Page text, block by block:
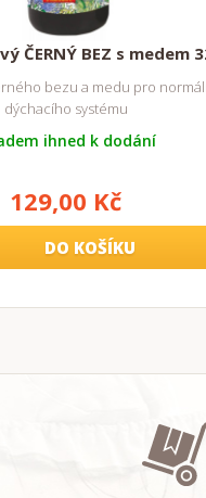
ČERNÝ BEZ s medem
bezu a medu pro
dýchacího systému
ihned k dodání
129,00 Kč
DO KOŠÍKU